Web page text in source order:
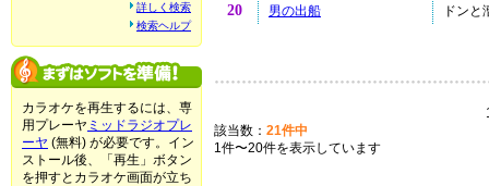
詳しく検索
検索ヘルプ
カラオケを再生するには、専
用プレーヤ ミッドラジオプレ
ーヤ (無料) が必要です。イン
ストール後、「再生」ボタン
を押すとカラオケ画面が立ち
20 男の出船 ドンと
該当数： 21件中
1件〜20件を表示しています